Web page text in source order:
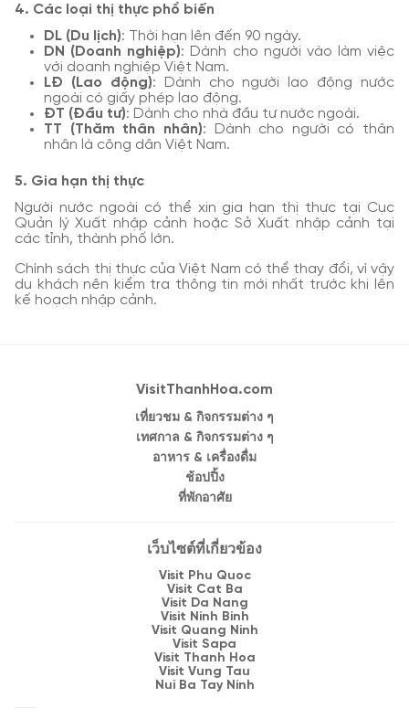
4. Các loại thị thực phổ biến
DL (Du lịch): Thời hạn lên đến 90 ngày.
DN (Doanh nghiệp): Dành cho người vào làm việc
với doanh nghiệp Việt Nam.
LĐ (Lao động): Dành cho người lao động nước
ngoài có giấy phép lao động.
ĐT (Đầu tư): Dành cho nhà đầu tư nước ngoài.
TT (Thăm thân nhân): Dành cho người có thân
nhân là công dân Việt Nam.
5. Gia hạn thị thực
Người nước ngoài có thể xin gia hạn thị thực tại Cục
Quản lý Xuất nhập cảnh hoặc Sở Xuất nhập cảnh tại
các tỉnh, thành phố lớn.
Chính sách thị thực của Việt Nam có thể thay đổi, vì vậy
du khách nên kiểm tra thông tin mới nhất trước khi lên
kế hoạch nhập cảnh.
VisitThanhHoa.com
เที่ยวชม & กิจกรรมต่าง ๆ
เทศกาล & กิจกรรมต่าง ๆ
อาหาร & เครื่องดื่ม
ช้อปปิ้ง
ที่พักอาศัย
เว็บไซต์ที่เกี่ยวข้อง
Visit Phu Quoc
Visit Cat Ba
Visit Da Nang
Visit Ninh Binh
Visit Quang Ninh
Visit Sapa
Visit Thanh Hoa
Visit Vung Tau
Nui Ba Tay Ninh